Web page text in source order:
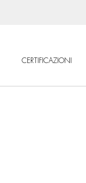
CERTIFICAZIONI